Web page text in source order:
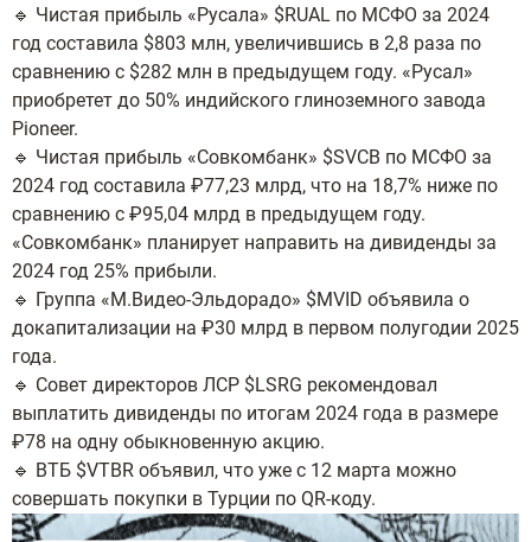
🔹 Чистая прибыль «Русала» $RUAL по МСФО за 2024
год составила $803 млн, увеличившись в 2,8 раза по
сравнению с $282 млн в предыдущем году. «Русал»
приобретет до 50% индийского глиноземного завода
Pioneer.
🔹 Чистая прибыль «Совкомбанк» $SVCB по МСФО за
2024 год составила ₽77,23 млрд, что на 18,7% ниже по
сравнению с ₽95,04 млрд в предыдущем году.
«Совкомбанк» планирует направить на дивиденды за
2024 год 25% прибыли.
🔹 Группа «М.Видео-Эльдорадо» $MVID объявила о
докапитализации на ₽30 млрд в первом полугодии 2025
года.
🔹 Совет директоров ЛСР $LSRG рекомендовал
выплатить дивиденды по итогам 2024 года в размере
₽78 на одну обыкновенную акцию.
🔹 ВТБ $VTBR объявил, что уже с 12 марта можно
совершать покупки в Турции по QR-коду.